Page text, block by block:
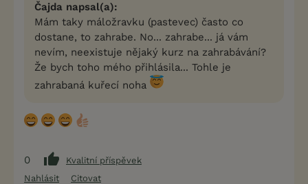
Čajda napsal(a):
Mám taky máložravku (pastevec) často co
dostane, to zahrabe. No... zahrabe... já vám
nevím, neexistuje nějaký kurz na zahrabávání?
Že bych toho mého přihlásila... Tohle je
zahrabaná kuřecí noha
0
Kvalitní příspěvek
Nahlásit
Citovat